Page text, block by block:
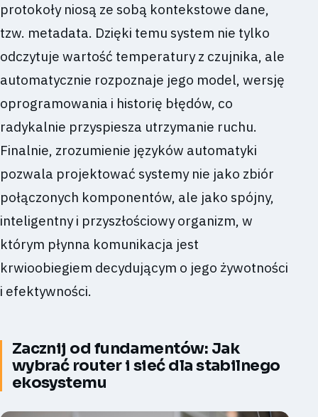
protokoły niosą ze sobą kontekstowe dane,
tzw. metadata. Dzięki temu system nie tylko
odczytuje wartość temperatury z czujnika, ale
automatycznie rozpoznaje jego model, wersję
oprogramowania i historię błędów, co
radykalnie przyspiesza utrzymanie ruchu.
Finalnie, zrozumienie języków automatyki
pozwala projektować systemy nie jako zbiór
połączonych komponentów, ale jako spójny,
inteligentny i przyszłościowy organizm, w
którym płynna komunikacja jest
krwioobiegiem decydującym o jego żywotności
i efektywności.
Zacznij od fundamentów: Jak
wybrać router i sieć dla stabilnego
ekosystemu